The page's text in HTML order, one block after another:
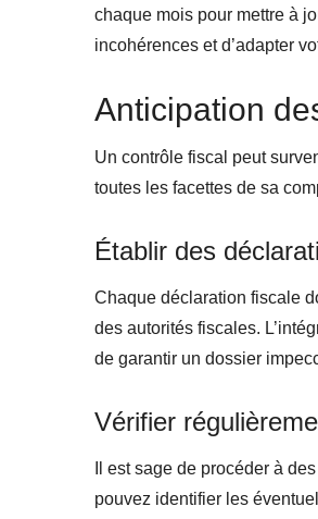
chaque mois pour mettre à
incohérences et d’adapter
Anticipation
Un contrôle fiscal peut
toutes les facettes de sa
Établir des
Chaque déclaration fiscale
des autorités fiscales.
de garantir un dossier
Vérifier
Il est sage de procéder à
pouvez identifier les